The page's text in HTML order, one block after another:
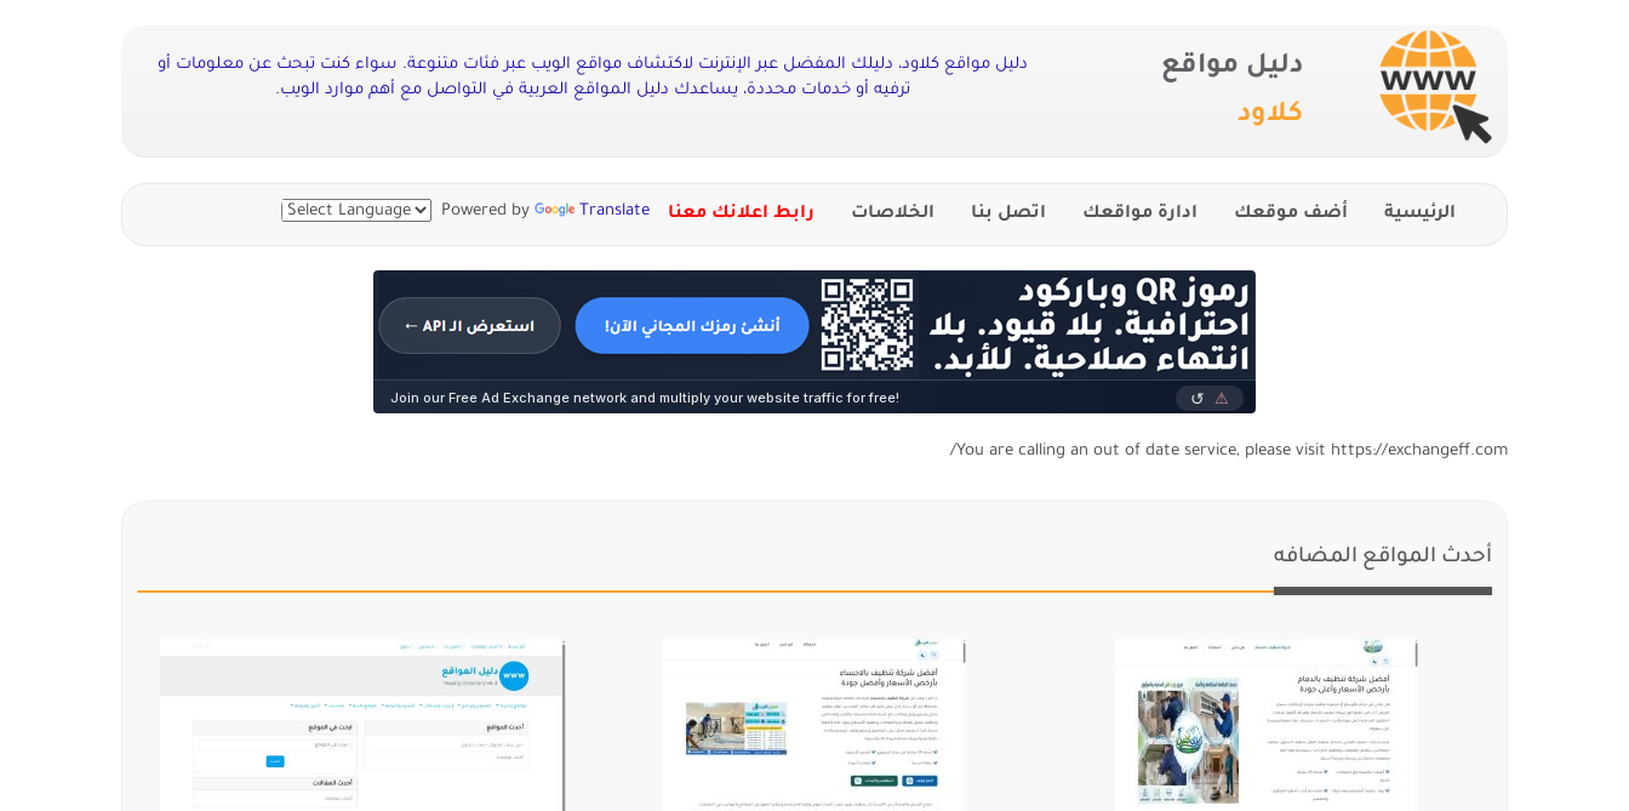
دليل مواقع
كلاود
دليل مواقع كلاود، دليلك المفضل عبر الإنترنت لاكتشاف مواقع الويب عبر فئات متنوعة. سواء كنت تبحث عن معلومات أو
ترفيه أو خدمات محددة، يساعدك دليل المواقع العربية في التواصل مع أهم موارد الويب.
الرئيسية أضف موقعك ادارة مواقعك اتصل بنا الخلاصات رابط اعلانك معنا Powered by Translate
You are calling an out of date service, please visit https://exchangeff.com/
أحدث المواقع المضافه